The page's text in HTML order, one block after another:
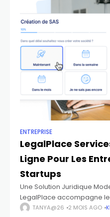
ENTREPRISE
LegalPlace
Ligne Pour Les
Startups
Une Solution Juridique
LegalPlace accompagne
indépendants et startups
TANYA@26 2 MOIS AGO